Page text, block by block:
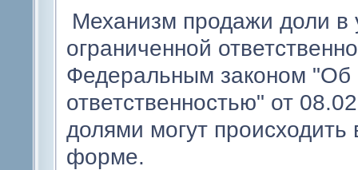
Механизм продажи доли в
ограниченной
Федеральным законом "Об
ответственностью" от
долями могут
форме.